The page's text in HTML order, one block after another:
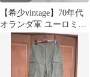
【希少vintage】70年代
オランダ軍 ユーロミリ
タリーシャツ